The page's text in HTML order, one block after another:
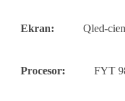
Ekran: Qled-
Procesor: FYT